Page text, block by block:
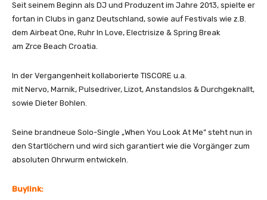
f
f
i
i
a
l
i
Seit seinem Beginn als DJ und Produzent im Jahre 2013, spielte er
fortan in Clubs in ganz Deutschland, sowie auf Festivals wie z.B.
dem Airbeat One, Ruhr In Love, Electrisize & Spring Break
am Zrce Beach Croatia.
In der Vergangenheit kollaborierte TISCORE u.a.
mit Nervo, Marnik, Pulsedriver, Lizot, Anstandslos & Durchgeknallt,
sowie Dieter Bohlen.
Seine brandneue Solo-Single „When You Look At Me” steht nun in
den Startlöchern und wird sich garantiert wie die Vorgänger zum
absoluten Ohrwurm entwickeln.
Buylink: